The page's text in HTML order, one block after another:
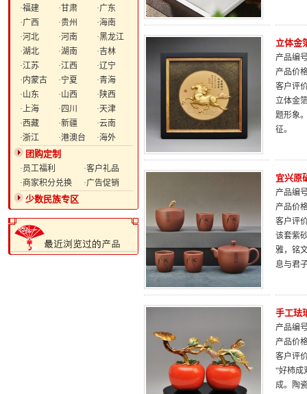
·福建
·甘肃
·广东
·广西
·贵州
·海南
·河北
·河南
·黑龙江
·湖北
·湖南
·吉林
·江苏
·江西
·辽宁
·内蒙古
·宁夏
·青海
·山东
·山西
·陕西
·上海
·四川
·天津
·西藏
·新疆
·云南
·浙江
·港澳台 ·海外
团购定制
·员工福利
·客户礼品
·商家积分兑换
·广告促销
少数民族专区
立体金
产品编
产品价
客户评
立体金
题形象
征。
宜兴原
产品编
产品价
客户评
该套紫
雅，铭
息与君
手工珐
产品编
产品价
客户评
“好柿成
成。陶